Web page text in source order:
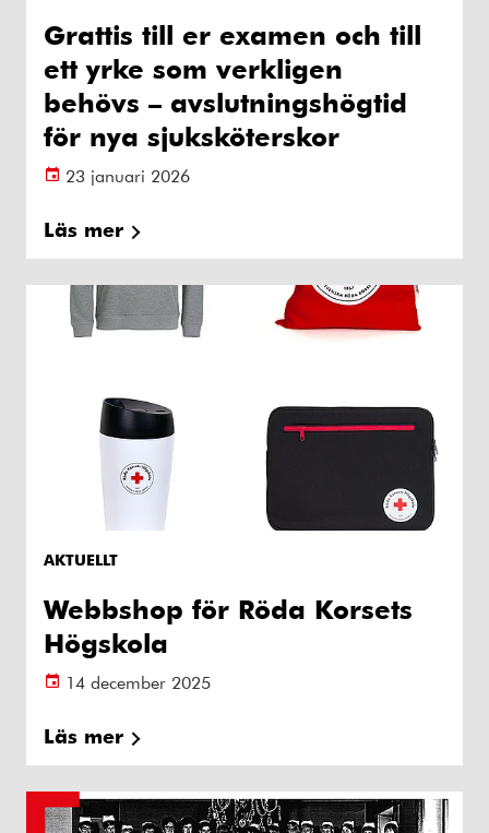
Grattis till er examen och till
ett yrke som verkligen
behövs – avslutningshögtid
för nya sjuksköterskor
23 januari 2026
Läs mer
AKTUELLT
Webbshop för Röda Korsets
Högskola
14 december 2025
Läs mer